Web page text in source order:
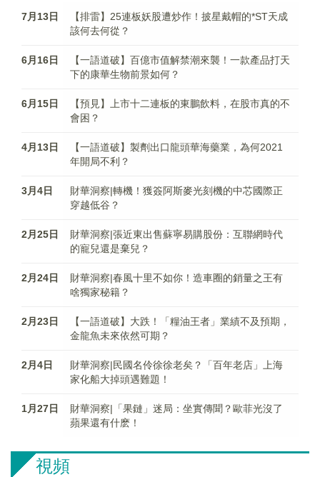
7月13日
【排雷】25連板妖股遭炒作！披星戴帽的*ST天成
該何去何從？
6月16日
【一語道破】百億市值解禁潮來襲！一款產品打天
下的康華生物前景如何？
6月15日
【預見】上市十二連板的東鵬飲料，在股市真的不
會困？
4月13日
【一語道破】製劑出口龍頭華海藥業，為何2021
年開局不利？
3月4日
財華洞察|轉機！獲簽阿斯麥光刻機的中芯國際正
穿越低谷？
2月25日
財華洞察|張近東出售蘇寧易購股份：互聯網時代
的寵兒還是棄兒？
2月24日
財華洞察|春風十里不如你！造車圈的銷量之王有
啥獨家秘籍？
2月23日
【一語道破】大跌！「糧油王者」業績不及預期，
金龍魚未來依然可期？
2月4日
財華洞察|民國名伶徐徐老矣？「百年老店」上海
家化船大掉頭遇難題！
1月27日
財華洞察|「果鏈」迷局：坐實傳聞？歐菲光沒了
蘋果還有什麽！
視頻